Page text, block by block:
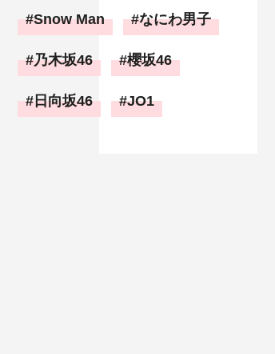
Snow Man なにわ男子
乃木坂46 櫻坂46
日向坂46 JO1